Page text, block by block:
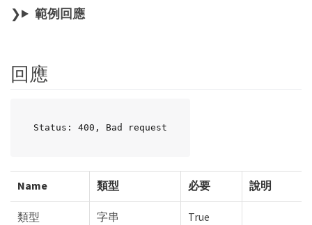
範例回應
回應
Status: 400, Bad request
Name 類型 必要 說明
類型 字串 True